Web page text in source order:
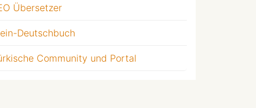
Übersetzer
Deutschbuch
Community und Portal